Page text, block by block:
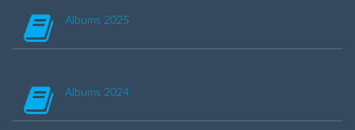
Albums 2025
Albums 2024